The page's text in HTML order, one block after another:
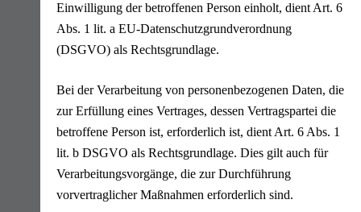
Einwilligung der betroffenen Person einholt, dient Art. 6
Abs. 1 lit. a EU-Datenschutzgrundverordnung
(DSGVO) als Rechtsgrundlage.
Bei der Verarbeitung von personenbezogenen Daten, die
zur Erfüllung eines Vertrages, dessen Vertragspartei die
betroffene Person ist, erforderlich ist, dient Art. 6 Abs. 1
lit. b DSGVO als Rechtsgrundlage. Dies gilt auch für
Verarbeitungsvorgänge, die zur Durchführung
vorvertraglicher Maßnahmen erforderlich sind.